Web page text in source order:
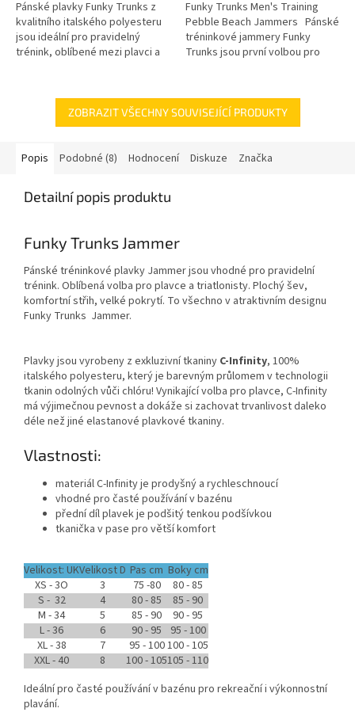
Pánské plavky Funky Trunks z
kvalitního italského polyesteru
jsou ideální pro pravidelný
trénink, oblíbené mezi plavci a
Funky Trunks Men's Training
Pebble Beach Jammers Pánské
tréninkové jammery Funky
Trunks jsou první volbou pro
ZOBRAZIT VŠECHNY SOUVISEJÍCÍ PRODUKTY
Popis Podobné (8) Hodnocení Diskuze Značka
Detailní popis produktu
Funky Trunks Jammer
Pánské tréninkové plavky Jammer jsou vhodné pro pravidelní
trénink. Oblíbená volba pro plavce a triatlonisty. Plochý šev,
komfortní střih, velké pokrytí. To všechno v atraktivním designu
Funky Trunks Jammer.
Plavky jsou vyrobeny z exkluzivní tkaniny C-Infinity, 100%
italského polyesteru, který je barevným průlomem v technologii
tkanin odolných vůči chlóru! Vynikající volba pro plavce, C-Infinity
má výjimečnou pevnost a dokáže si zachovat trvanlivost daleko
déle než jiné elastanové plavkové tkaniny.
Vlastnosti:
materiál C-Infinity je prodyšný a rychleschnoucí
vhodné pro časté používání v bazénu
přední díl plavek je podšitý tenkou podšívkou
tkanička v pase pro větší komfort
Velikost: UKVelikost D Pas cm Boky cm
XS - 3O
3 75 -80
80 - 85
S - 32
4 80 - 85
85 - 90
M - 34
5 85 - 90
90 - 95
L - 36
6 90 - 95
95 - 100
XL - 38
7 95 - 100100 - 105
XXL - 40
8 100 - 105105 - 110
Ideální pro časté používání v bazénu pro rekreační i výkonnostní
plavání.
Powered by chaterimo